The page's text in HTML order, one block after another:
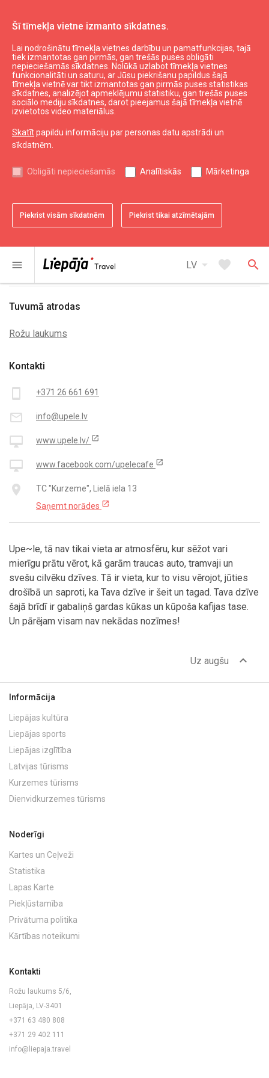
Šī tīmekļa vietne izmanto sīkdatnes.
Lai nodrošinātu tīmekļa vietnes darbību un pamatfunkcijas, tajā
tiek izmantotas gan pirmās, gan trešās puses obligāti
nepieciešamās sīkdatnes. Nolūkā uzlabot tīmekļa vietnes
funkcionalitāti un saturu, ar Jūsu piekrišanu papildus šajā
tīmekļa vietnē var tikt izmantotas gan pirmās puses statistikas
sīkdatnes, analizējot apmeklējumu statistiku, gan trešās puses
sociālo mediju sīkdatnes, darot pieejamus šajā tīmekļa vietnē
izvietotos video materiālus.
Skatītpapildu informāciju par personas datu apstrādi un
sīkdatnēm.
Obligāti nepieciešamās Analītiskās Mārketinga
Piekrist visām sīkdatnēm Piekrist tikai atzīmētajām
menu LV arrow_drop_down favorite search
Ēst un izklaidēties Kur paēst
Kafejnīca "Upe~le"
Kontakti
smartphone +371 26 661 691
mail_outline info@upele.lv
desktop_mac www.upele.lv/ open_in_new
desktop_mac www.facebook.com/upelecafe open_in_new
place
TC "Kurzeme", Lielā iela 13
Saņemt norādes open_in_new
Upe~le, tā nav tikai vieta ar atmosfēru, kur sēžot vari
mierīgu prātu vērot, kā garām traucas auto, tramvaji un
svešu cilvēku dzīves. Tā ir vieta, kur to visu vērojot, jūties
drošībā un saproti, ka Tava dzīve ir šeit un tagad. Tava dzīve
šajā brīdī ir gabaliņš gardas kūkas un kūpoša kafijas tase.
Un pārējam visam nav nekādas nozīmes!
Tuvumā atrodas
Rožu laukums
Uz augšu expand_less
Informācija
Liepājas kultūra
Liepājas sports
Liepājas izglītība
Latvijas tūrisms
Kurzemes tūrisms
Dienvidkurzemes tūrisms
Noderīgi
Kartes un Ceļveži
Statistika
Lapas Karte
Piekļūstamība
Privātuma politika
Kārtības noteikumi
Kontakti
Rožu laukums 5/6,
Liepāja, LV-3401
+371 63 480 808
+371 29 402 111
info@liepaja.travel